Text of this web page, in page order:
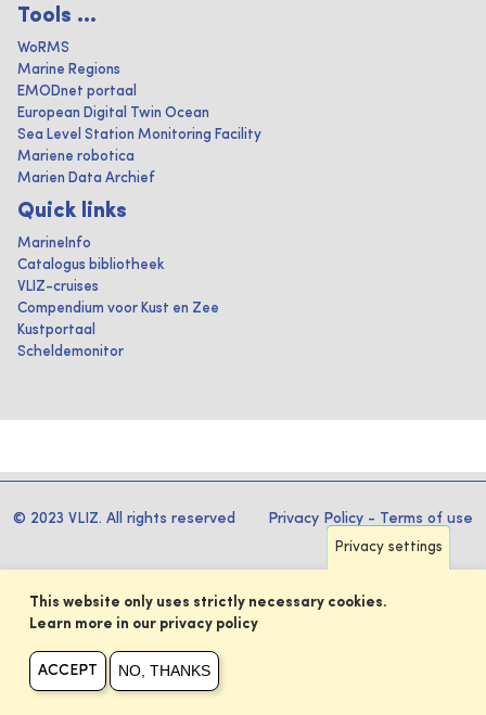
Tools ...
WoRMS
Marine Regions
EMODnet portaal
European Digital Twin Ocean
Sea Level Station Monitoring Facility
Mariene robotica
Marien Data Archief
Quick links
MarineInfo
Catalogus bibliotheek
VLIZ-cruises
Compendium voor Kust en Zee
Kustportaal
Scheldemonitor
© 2023 VLIZ. All rights reserved Privacy Policy - Terms of use
Privacy settings
This website only uses strictly necessary cookies.
Learn more in our privacy policy
ACCEPT NO, THANKS